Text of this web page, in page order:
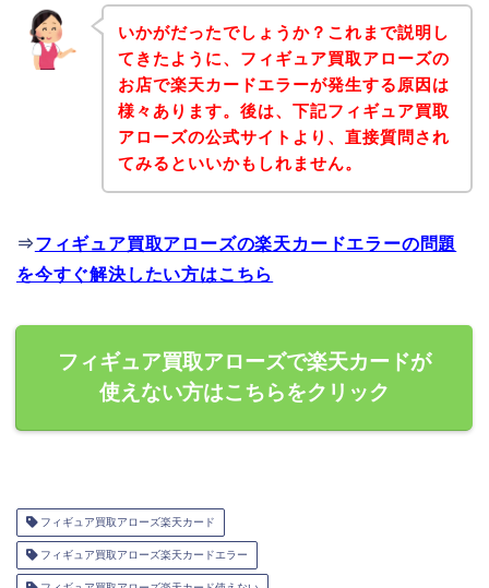
いかがだったでしょうか？これまで説明し
てきたように、フィギュア買取アローズの
お店で楽天カードエラーが発生する原因は
様々あります。後は、下記フィギュア買取
アローズの公式サイトより、直接質問され
てみるといいかもしれません。
⇒フィギュア買取アローズの楽天カードエラーの問題
を今すぐ解決したい方はこちら
フィギュア買取アローズで楽天カードが
使えない方はこちらをクリック
フィギュア買取アローズ楽天カード
フィギュア買取アローズ楽天カードエラー